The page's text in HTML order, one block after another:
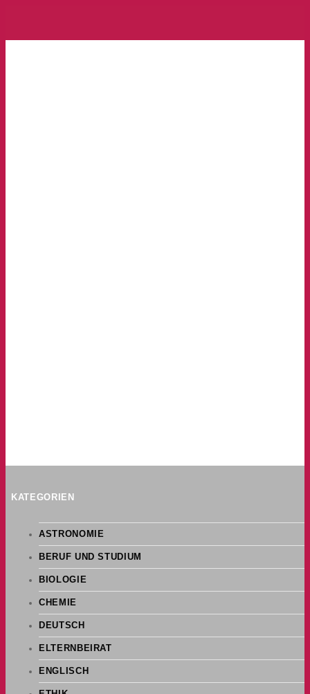
KATEGORIEN
ASTRONOMIE
BERUF UND STUDIUM
BIOLOGIE
CHEMIE
DEUTSCH
ELTERNBEIRAT
ENGLISCH